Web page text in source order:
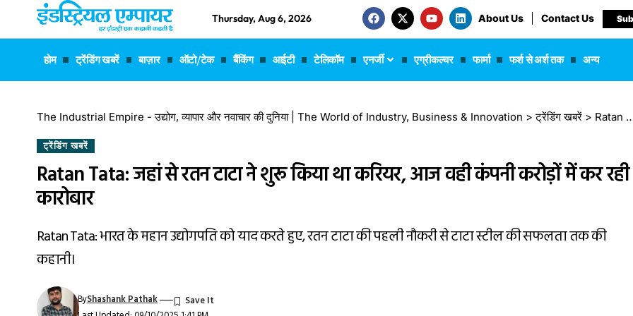
Thursday, Aug 6, 2026 About Us Contact Us
होम ट्रेंडिंग खबरें बाज़ार ऑटो/टेक बैंकिंग आईटी टेलिकॉम एनर्जी एग्रीकल्चर फार्मा फर्श से अर्श तक अन्य
The Industrial Empire - उद्योग, व्यापार और नवाचार की दुनिया | The World of Industry, Business & Innovation >ट्रेंडिंग खबरें > Ratan Tata: जहां से रतन टाटा ने शुरू किया था करियर, आज वही कंपनी करोड़ों में कर रही कारोबार
ट्रेंडिंग खबरें
Ratan Tata: जहां से रतन टाटा ने शुरू किया था करियर, आज वही कंपनी करोड़ों में कर रही
कारोबार
Ratan Tata: भारत के महान उद्योगपति को याद करते हुए, रतन टाटा की पहली नौकरी से टाटा स्टील की सफलता तक की
कहानी।
ByShashank Pathak